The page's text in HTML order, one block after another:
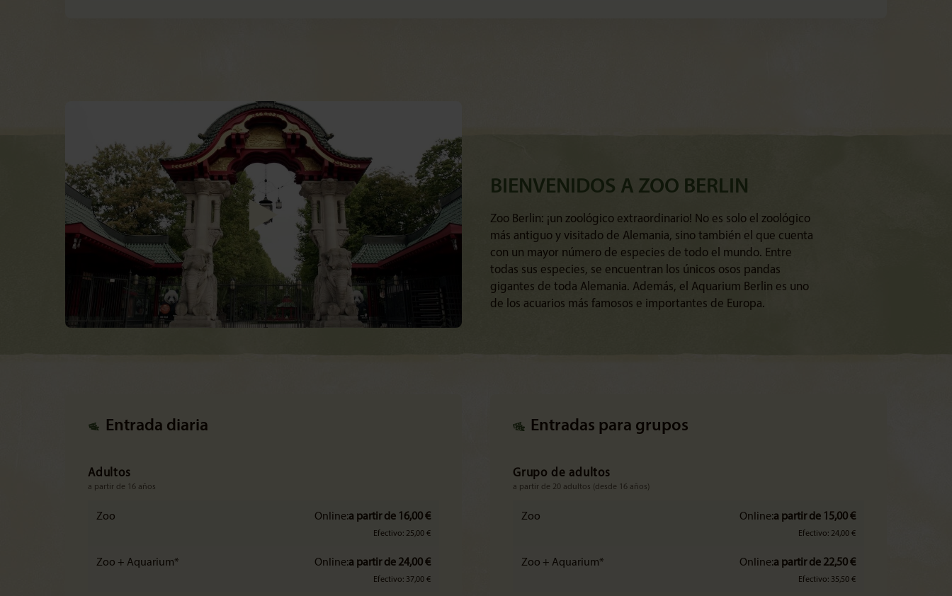
BIENVENIDOS A ZOO BERLIN
Zoo Berlin: ¡un zoológico extraordinario! No es solo el zoológico
más antiguo y visitado de Alemania, sino también el que cuenta
con un mayor número de especies de todo el mundo. Entre
todas sus especies, se encuentran los únicos osos pandas
gigantes de toda Alemania. Además, el Aquarium Berlin es uno
de los acuarios más famosos e importantes de Europa.
Entrada diaria
Adultos
a partir de 16 años
Zoo Online:a partir de 16,00 €
Efectivo: 25,00 €
Zoo + Aquarium* Online:a partir de 24,00 €
Efectivo: 37,00 €
Entradas para grupos
Grupo de adultos
a partir de 20 adultos (desde 16 años)
Zoo Online:a partir de 15,00 €
Efectivo: 24,00 €
Zoo + Aquarium* Online:a partir de 22,50 €
Efectivo: 35,50 €